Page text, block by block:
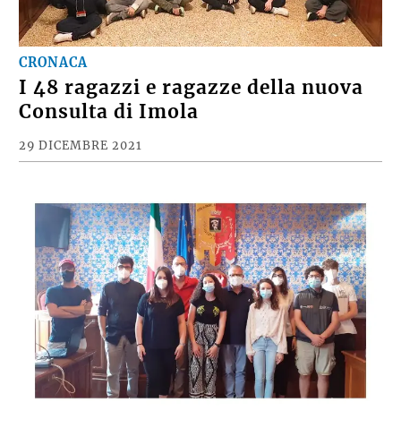
CRONACA
I 48 ragazzi e ragazze della nuova
Consulta di Imola
29 DICEMBRE 2021